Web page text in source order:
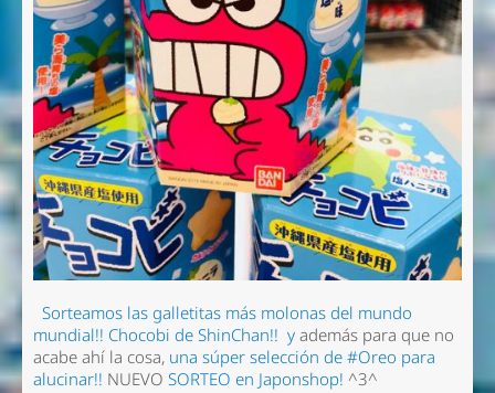
Sorteamos las galletitas más molonas del mundo
mundial!! Chocobi de ShinChan!! yademás para que no
acabe ahí la cosa, una súper selección de #Oreo para
alucinar!! NUEVO SORTEO en Japonshop! ^3^